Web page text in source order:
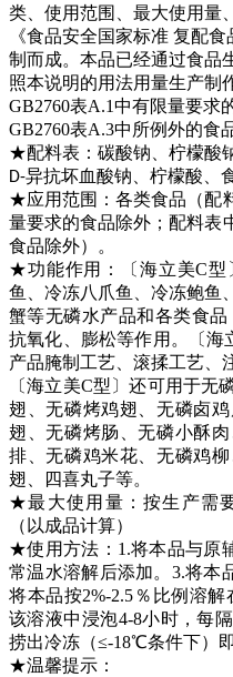
类、使用范围、最大使用量
《食品安全国家标准 复配
制而成。本品已经通过食品
照本说明的用法用量生产制
GB2760表A.1中有限量要求
GB2760表A.3中所例外的食
★配料表： 碳酸钠、柠檬酸
D-异抗坏血酸钠、柠檬酸、
★应用范围：各类食品（配
量要求的食品除外；配料表
食品除外）
。
★功能作用：〔海立美C型
鱼、冷冻八爪鱼、冷冻鲍鱼
蟹等无磷水产品和各类食品
抗氧化、膨松等作用。〔海
产品腌制工艺、滚揉工艺、
〔海立美C型〕还可用于无
翅、无磷烤鸡翅、无磷卤
翅、无磷烤肠、无磷小酥
排、无磷鸡米花、无磷鸡
翅、四喜丸子等。
★最大使用量：按生产需
（以成品计算）
★使用方法： 1.将本品与原
常温水溶解后添加。3.将本
将本品按2%-2.5％比例溶
该溶液中浸泡4-8小时，每
捞出冷冻（≤-18℃条件下）即
★温馨提示：